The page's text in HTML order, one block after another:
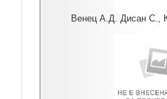
Венец А.Д. Дисан С.,